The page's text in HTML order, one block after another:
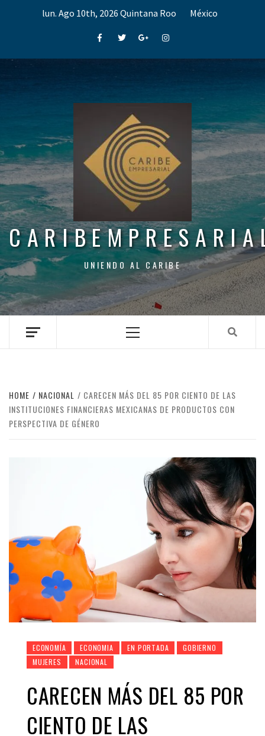
lun. Ago 10th, 2026 Quintana Roo México
FacebookTwitterGoogle+Instagram
UNIENDO AL CARIBE
Menu
HOME NACIONAL
CARECEN MÁS DEL 85 POR CIENTO DE LAS
INSTITUCIONES FINANCIERAS MEXICANAS DE PRODUCTOS CON
PERSPECTIVA DE GÉNERO
ECONOMÍA ECONOMIA EN PORTADA
GOBIERNO
MUJERES
NACIONAL
CARECEN MÁS DEL 85 POR
CIENTO DE LAS